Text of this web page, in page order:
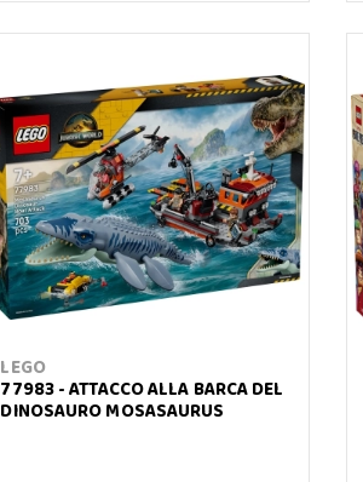
LEGO
77983 - ATTACCO ALLA BARCA DEL
DINOSAURO MOSASAURUS